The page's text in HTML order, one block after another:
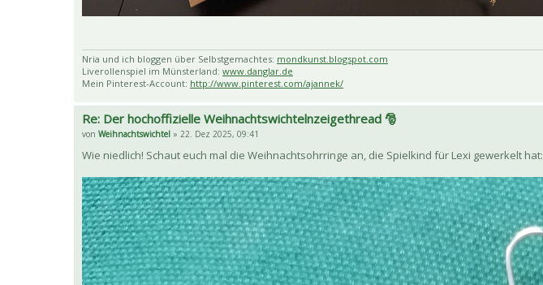
Nria und ich bloggen über Selbstgemachtes: mondkunst.blogspot.com
Liverollenspiel im Münsterland: www.danglar.de
Mein Pinterest-Account: http://www.pinterest.com/ajannek/
Re: Der hochoffizielle Weihnachtswichtelnzeigethread 🎅
von Weihnachtswichtel » 22. Dez 2025, 09:41
Wie niedlich! Schaut euch mal die Weihnachtsohrringe an, die Spielkind für Lexi gewerkelt hat: